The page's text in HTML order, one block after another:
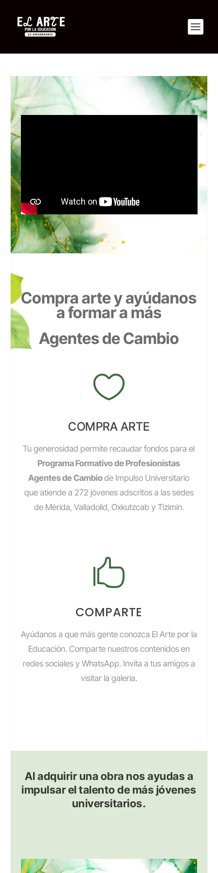
Compra arte y ayúdanos
a formar a más
Agentes de Cambio

COMPRA ARTE
Tu generosidad permite recaudar fondos para el
Programa Formativo de Profesionistas
Agentes de Cambiode Impulso Universitario
que atiende a 272 jóvenes adscritos a las sedes
de Mérida, Valladolid, Oxkutzcab y Tizimín.

COMPARTE
Ayúdanos a que más gente conozca El Arte por la
Educación. Comparte nuestros contenidos en
redes sociales y WhatsApp. Invita a tus amigos a
visitar la galería.
Al adquirir una obra nos ayudas a
impulsar el talento de más jóvenes
universitarios.